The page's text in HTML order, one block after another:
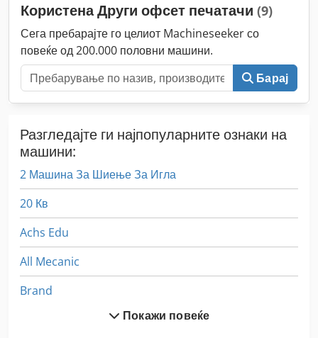
Користена Други офсет печатачи (9)
Сега пребарајте го целиот Machineseeker со
повеќе од 200.000 половни машини.
Барај
Разгледајте ги најпопуларните ознаки на
машини:
2 Машина За Шиење За Игла
20 Кв
Achs Edu
All Mecanic
Brand
Покажи повеќе